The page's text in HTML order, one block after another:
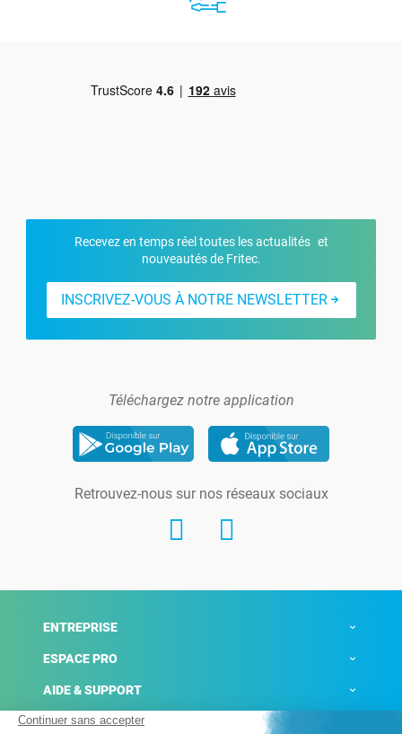
Recevez en temps réel toutes les actualités et
nouveautés de Fritec.
INSCRIVEZ-VOUS À NOTRE NEWSLETTER
Téléchargez notre application
Retrouvez-nous sur nos réseaux sociaux
ENTREPRISE
ESPACE PRO
AIDE & SUPPORT
ACTUALITÉS